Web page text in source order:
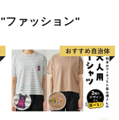
者様に「寄附金税額控除に係
しておりません。
下記ＵＲＬより申請書のダウ
す。
ファッション"